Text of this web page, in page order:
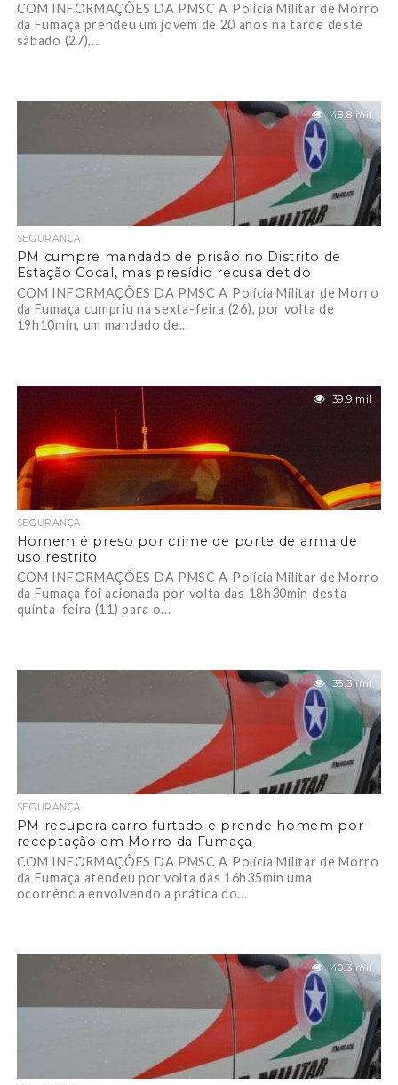
COM INFORMAÇÕES DA PMSC A Polícia Militar de Morro
da Fumaça prendeu um jovem de 20 anos na tarde deste
sábado (27),...
48.8 mil
SEGURANÇA
PM cumpre mandado de prisão no Distrito de
Estação Cocal, mas presídio recusa detido
COM INFORMAÇÕES DA PMSC A Polícia Militar de Morro
da Fumaça cumpriu na sexta-feira (26), por volta de
19h10min, um mandado de...
39.9 mil
SEGURANÇA
Homem é preso por crime de porte de arma de
uso restrito
COM INFORMAÇÕES DA PMSC A Polícia Militar de Morro
da Fumaça foi acionada por volta das 18h30min desta
quinta-feira (11) para o...
38.3 mil
SEGURANÇA
PM recupera carro furtado e prende homem por
receptação em Morro da Fumaça
COM INFORMAÇÕES DA PMSC A Polícia Militar de Morro
da Fumaça atendeu por volta das 16h35min uma
ocorrência envolvendo a prática do...
40.3 mil